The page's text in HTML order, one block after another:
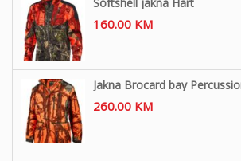
160.00 KM
Jakna Brocard bay
260.00 KM